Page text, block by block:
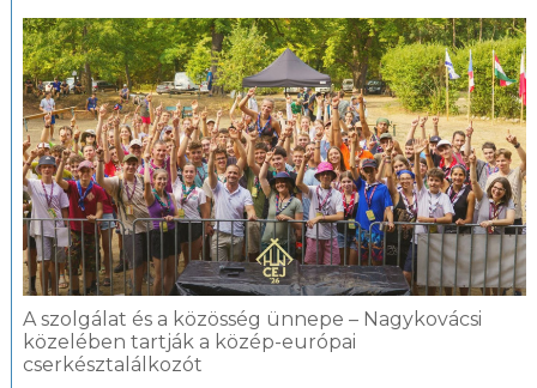
A szolgálat és a közösség ünnepe – Nagykovácsi
közelében tartják a közép-európai
cserkésztalálkozót